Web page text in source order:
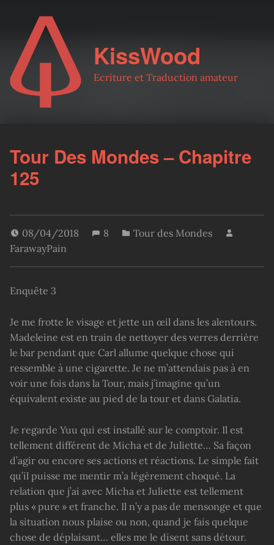
KissWood
Ecriture et Traduction amateur
Tour Des Mondes – Chapitre
125
08/04/2018 8
Tour des Mondes
FarawayPain
Enquête 3
Je me frotte le visage et jette un œil dans les alentours.
Madeleine est en train de nettoyer des verres derrière
le bar pendant que Carl allume quelque chose qui
ressemble à une cigarette. Je ne m’attendais pas à en
voir une fois dans la Tour, mais j’imagine qu’un
équivalent existe au pied de la tour et dans Galatia.
Je regarde Yuu qui est installé sur le comptoir. Il est
tellement différent de Micha et de Juliette… Sa façon
d’agir ou encore ses actions et réactions. Le simple fait
qu’il puisse me mentir m’a légèrement choqué. La
relation que j’ai avec Micha et Juliette est tellement
plus « pure » et franche. Il n’y a pas de mensonge et que
la situation nous plaise ou non, quand je fais quelque
chose de déplaisant… elles me le disent sans détour.